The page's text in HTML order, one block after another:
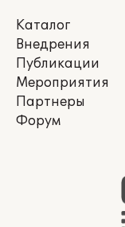
Каталог
Внедрения
Публикации
Мероприятия
Партнеры
Форум